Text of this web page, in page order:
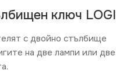
ключ LOGI
с двойно стълбище
на две лампи или две